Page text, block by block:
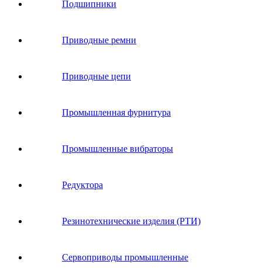
Подшипники
Приводные ремни
Приводные цепи
Промышленная фурнитура
Промышленные вибраторы
Редуктора
Резинотехнические изделия (РТИ)
Сервоприводы промышленные